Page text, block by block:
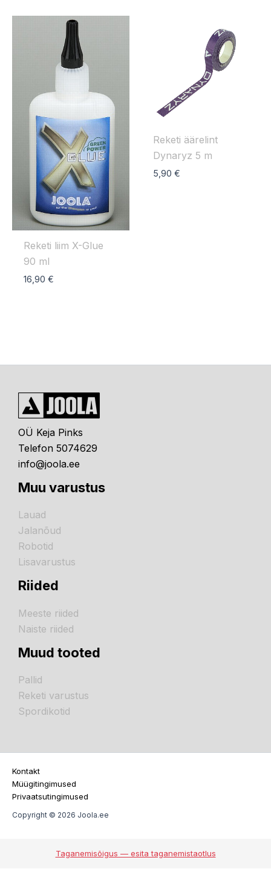
Reketi liim X-Glue
90 ml
16,90€
Reketi äärelint
Dynaryz 5 m
5,90€
OÜ Keja Pinks
Telefon 5074629
info@joola.ee
Muu varustus
Lauad
Jalanõud
Robotid
Lisavarustus
Riided
Meeste riided
Naiste riided
Muud tooted
Pallid
Reketi varustus
Spordikotid
Kontakt
Müügitingimused
Privaatsutingimused
Copyright © 2026 Joola.ee
Taganemisõigus — esita taganemistaotlus